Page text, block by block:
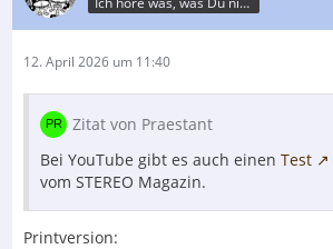
12. April 2026 um 11:40
Zitat von Praestant
Bei YouTube gibt es auch einen Test
vom STEREO Magazin.
Printversion: